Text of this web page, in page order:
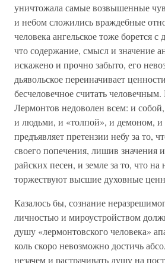
уничтожала самые возвышенные
и небом сложились враждебные
человека ангельское тоже борется
что содержание, смысл и значение
искажено и прочно забыто, его
дьявольское переиначивает
бесчеловечное считать человечным.
Лермонтов недоволен всем: и
и людьми, и «толпой», и демоном,
предъявляет претензии небу за то,
своего попечения, лишив значения
райских песен, и земле за то, что на
торжествуют высшие духовные
Казалось бы, сознание
личностью и мироустройством
душу «лермонтовского человека»
коль скоро невозможно достичь
незачем и растрачивать душу на